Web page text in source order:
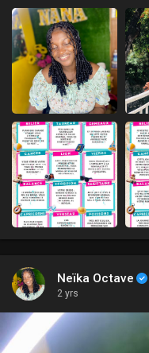
Neïka Octave
2 yrs